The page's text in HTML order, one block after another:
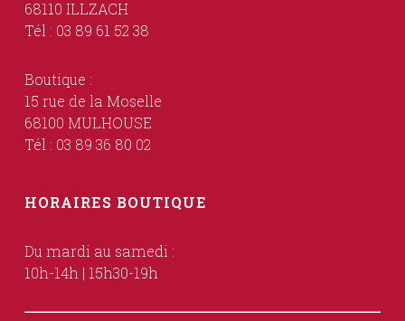
68110 ILLZACH
Tél : 03 89 61 52 38
Boutique :
15 rue de la Moselle
68100 MULHOUSE
Tél : 03 89 36 80 02
HORAIRES BOUTIQUE
Du mardi au samedi :
10h-14h | 15h30-19h